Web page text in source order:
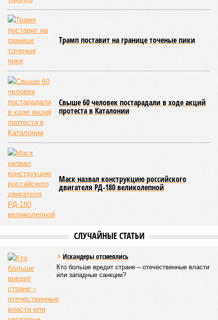
Около 100 лет назад в Поднебесной приключилось то, что
у нас назвали бы тридцатью тремя несчастьями. Страну
последовательно поразили: многолетняя засуха, страшный
паводок, невероятные ливни. Несколько миллионов
человек не пережили этот разгул стихий. Вот что тогда
приключилось.
Зима 1931 года выдалась в Китае чрезвычайно
продолжительной и суровой. Снега образовалось огромное
количество – казалось бы, хороший знак после периода
великой суши, продолжавшегося с 1928-го. Но всё
обратилось катастрофой. Снег растаял, устремился в реки,
начался небывалый паводок, быстро обернувшийся
страшным наводнением, которое обильные весенние ливни
только усугубили. К июню всё это преобразовалось в
массовый потоп, в июле же Китай в дополнение накрыло
сразу девятью циклонами. Последствия оказались
невообразимыми: наводнение погребло под собой
территорию в 180 тыс. квадратных километров, что равно
по площади Карелии, шести Курским или Калужским
областям, десятку Чуваший.
месте в списке самых смертоносных стихийных бедствий,
пострадавших в тот год достигло 53 млн человек, число
погибших, по некоторым оценкам, составило 4 миллиона.
Впрочем, для Китая подобное не в новинку. Так, в сентябре
1887 года вода прорвала многочисленные дамбы на реке
Хуанхэ и быстро залила почти весь Северный Китай, так
как местность там довольно низменная, и потоп просто не
встречал препятствий на своём пути, уничтожая деревни и